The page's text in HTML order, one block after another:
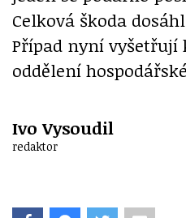
Celková škoda
Případ nyní
oddělení
Ivo Vysoudil
redaktor